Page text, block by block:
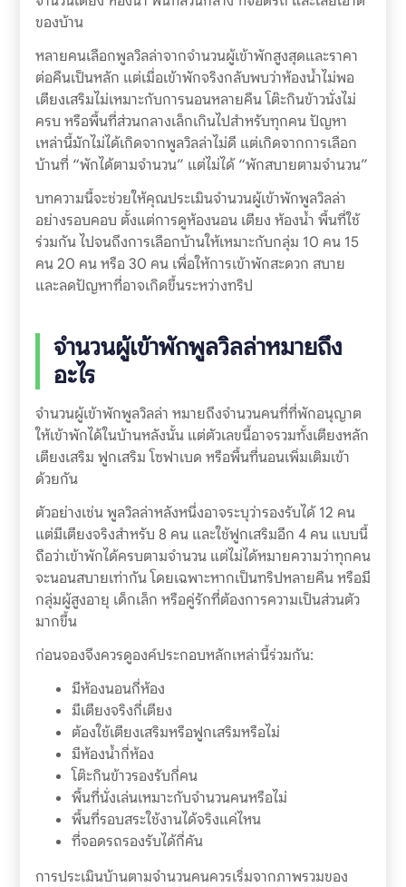
ของบ้าน
หลายคนเลือกพูลวิลล่าจากจำนวนผู้เข้าพักสูงสุดและราคา
ต่อคืนเป็นหลัก แต่เมื่อเข้าพักจริงกลับพบว่าห้องน้ำไม่พอ
เตียงเสริมไม่เหมาะกับการนอนหลายคืน โต๊ะกินข้าวนั่งไม่
ครบ หรือพื้นที่ส่วนกลางเล็กเกินไปสำหรับทุกคน ปัญหา
เหล่านี้มักไม่ได้เกิดจากพูลวิลล่าไม่ดี แต่เกิดจากการเลือก
บ้านที่ “พักได้ตามจำนวน” แต่ไม่ได้ “พักสบายตามจำนวน”
บทความนี้จะช่วยให้คุณประเมินจำนวนผู้เข้าพักพูลวิลล่า
อย่างรอบคอบ ตั้งแต่การดูห้องนอน เตียง ห้องน้ำ พื้นที่ใช้
ร่วมกัน ไปจนถึงการเลือกบ้านให้เหมาะกับกลุ่ม 10 คน 15
คน 20 คน หรือ 30 คน เพื่อให้การเข้าพักสะดวก สบาย
และลดปัญหาที่อาจเกิดขึ้นระหว่างทริป
จำนวนผู้เข้าพักพูลวิลล่าหมายถึง
อะไร
จำนวนผู้เข้าพักพูลวิลล่า หมายถึงจำนวนคนที่ที่พักอนุญาต
ให้เข้าพักได้ในบ้านหลังนั้น แต่ตัวเลขนี้อาจรวมทั้งเตียงหลัก
เตียงเสริม ฟูกเสริม โซฟาเบด หรือพื้นที่นอนเพิ่มเติมเข้า
ด้วยกัน
ตัวอย่างเช่น พูลวิลล่าหลังหนึ่งอาจระบุว่ารองรับได้ 12 คน
แต่มีเตียงจริงสำหรับ 8 คน และใช้ฟูกเสริมอีก 4 คน แบบนี้
ถือว่าเข้าพักได้ครบตามจำนวน แต่ไม่ได้หมายความว่าทุกคน
จะนอนสบายเท่ากัน โดยเฉพาะหากเป็นทริปหลายคืน หรือมี
กลุ่มผู้สูงอายุ เด็กเล็ก หรือคู่รักที่ต้องการความเป็นส่วนตัว
มากขึ้น
ก่อนจองจึงควรดูองค์ประกอบหลักเหล่านี้ร่วมกัน:
มีห้องนอนกี่ห้อง
มีเตียงจริงกี่เตียง
ต้องใช้เตียงเสริมหรือฟูกเสริมหรือไม่
มีห้องน้ำกี่ห้อง
โต๊ะกินข้าวรองรับกี่คน
พื้นที่นั่งเล่นเหมาะกับจำนวนคนหรือไม่
พื้นที่รอบสระใช้งานได้จริงแค่ไหน
ที่จอดรถรองรับได้กี่คัน
การประเมินบ้านตามจำนวนคนควรเริ่มจากภาพรวมของ